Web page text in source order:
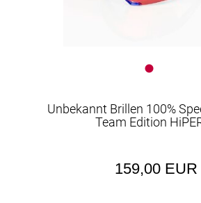
Unbekannt Brillen 100%
Team Edition
159,00 EUR